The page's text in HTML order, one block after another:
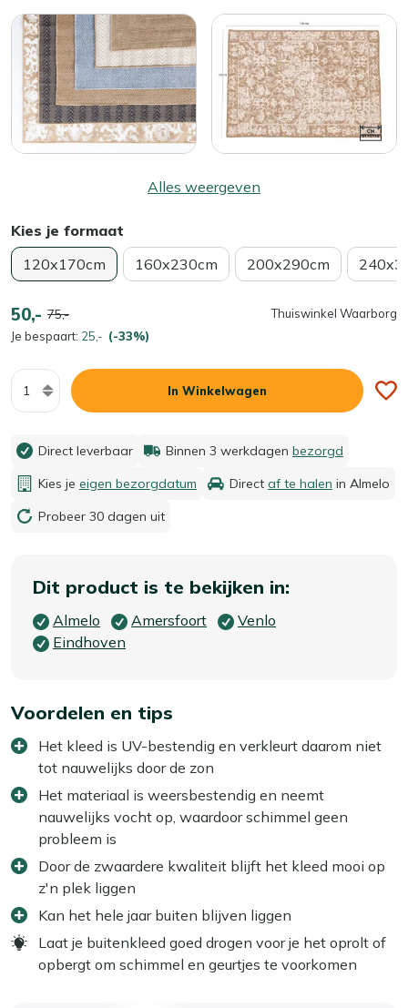
Alles weergeven
Kies je formaat
120x170cm
160x230cm 200x290cm
50,- 75,-
Je bespaart: 25,- (-33%)
Thuiswinkel Waarborg
Aantal
In Winkelwagen
Direct leverbaar Binnen 3 werkdagen bezorgd
Kies je eigen bezorgdatum Direct af te halen in Almelo
Probeer 30 dagen uit
Dit product is te bekijken in:
Almelo Amersfoort
Venlo
Eindhoven
Voordelen en tips
Het kleed is UV-bestendig en verkleurt daarom niet
tot nauwelijks door de zon
Het materiaal is weersbestendig en neemt
nauwelijks vocht op, waardoor schimmel geen
probleem is
Door de zwaardere kwaliteit blijft het kleed mooi op
z'n plek liggen
Kan het hele jaar buiten blijven liggen
Laat je buitenkleed goed drogen voor je het oprolt of
opbergt om schimmel en geurtjes te voorkomen